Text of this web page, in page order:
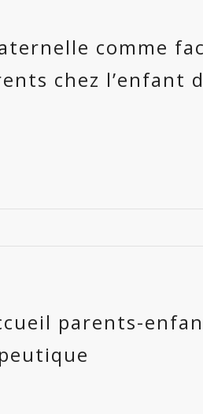
comme
chez l’enfant
parents-